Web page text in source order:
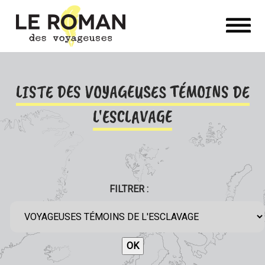
LISTE DES VOYAGEUSES TÉMOINS DE
L'ESCLAVAGE
FILTRER :